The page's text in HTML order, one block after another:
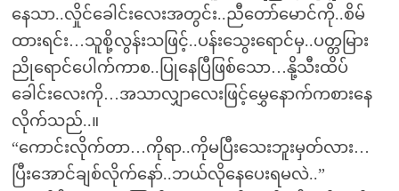
နေသာ..လှိုင်ခေါင်းလေးအတွင်း..ညီတော်မောင်ကို..စိမ်
ထားရင်း…သူစို့လွန်းသဖြင့်..ပန်းသွေးရောင်မှ..ပတ္တမြား
ညိုရောင်ပေါက်ကာစ..ပြုနေပြီဖြစ်သော…နို့သီးထိပ်
ခေါင်းလေးကို…အသာလျှာလေးဖြင့်မွှေနောက်ကစားနေ
လိုက်သည်..။
“ကောင်းလိုက်တာ…ကိုရာ..ကိုမပြီးသေးဘူးမှတ်လား…
ပြီးအောင်ချစ်လိုက်နော်..ဘယ်လိုနေပေးရမလဲ..”